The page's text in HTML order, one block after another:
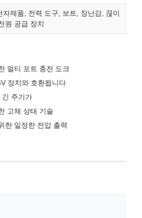
자제품, 전력 도구, 보트, 장난감, 끊이
원 공급 장치
멀티 포트 충전 도크
장치와 호환됩니다
긴 주기가
고체 상태 기술
한 일정한 전압 출력